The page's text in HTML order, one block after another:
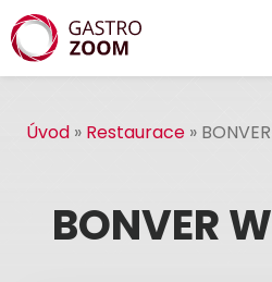
Úvod » Restaurace »
BONVER